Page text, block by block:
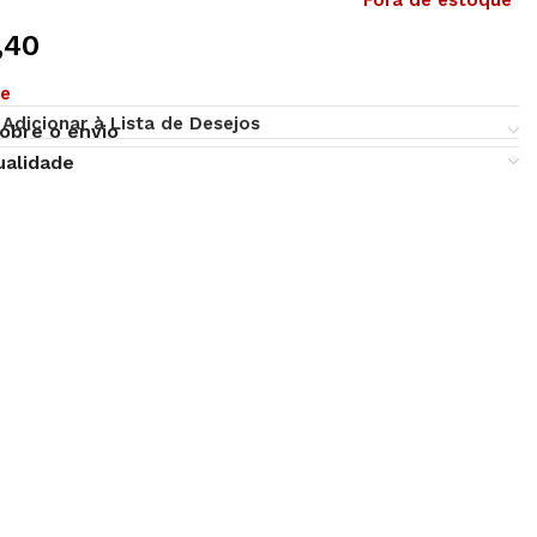
Adicionar à Lista de Desejos
o envio